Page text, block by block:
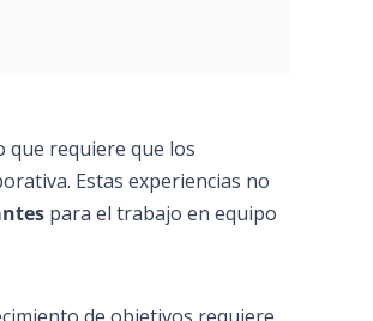
que requiere que los
Estas experiencias no
para el trabajo en equipo